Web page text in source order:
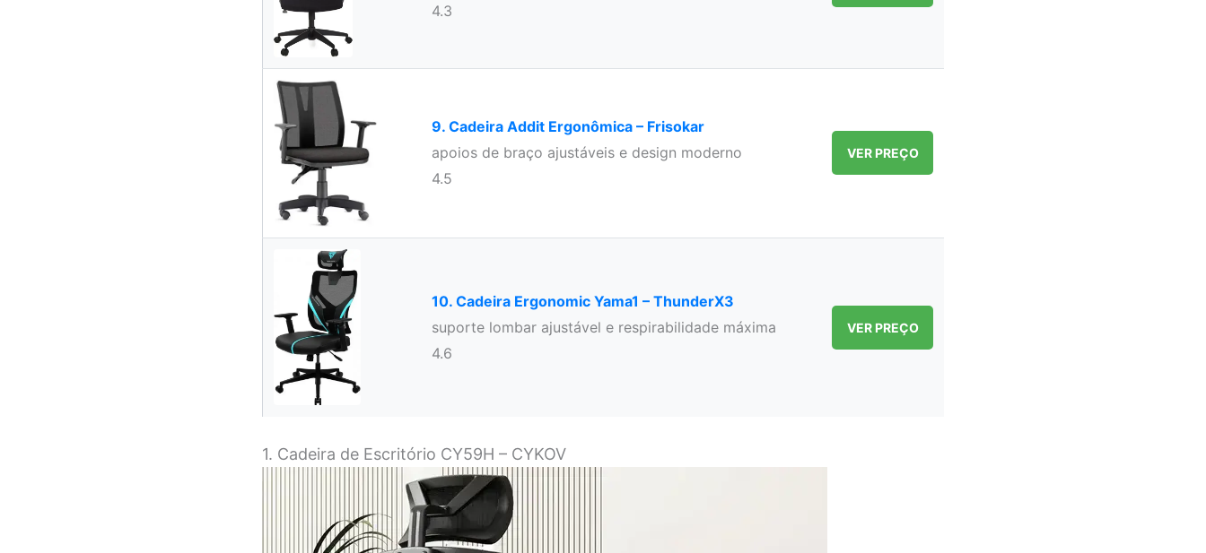
4.3
9. Cadeira Addit Ergonômica – Frisokar
apoios de braço ajustáveis e design moderno
4.5
VER PREÇO
10. Cadeira Ergonomic Yama1 – ThunderX3
suporte lombar ajustável e respirabilidade máxima
4.6
VER PREÇO
1. Cadeira de Escritório CY59H – CYKOV